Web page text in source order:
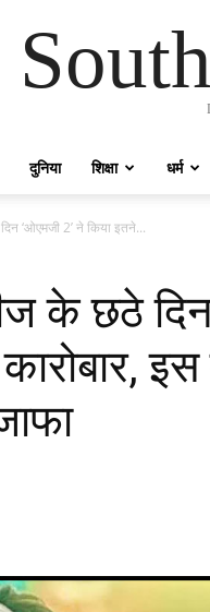
दुनिया शिक्षा धर्म
‘ओएमजी 2’ ने किया इतने...
के छठे